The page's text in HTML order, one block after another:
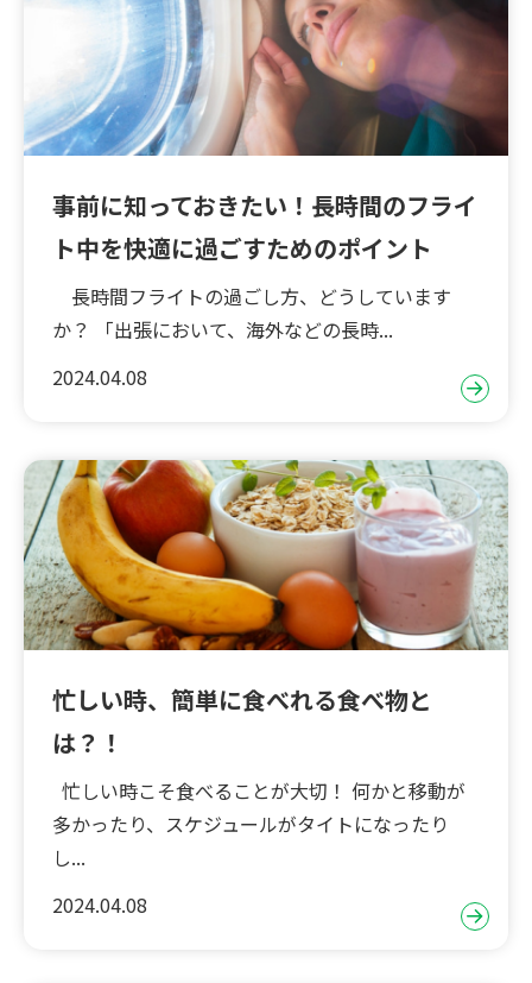
事前に知っておきたい！長時間のフライ
ト中を快適に過ごすためのポイント
長時間フライトの過ごし方、どうしています
か？ 「出張において、海外などの長時...
2024.04.08
忙しい時、簡単に食べれる食べ物と
は？！
忙しい時こそ食べることが大切！ 何かと移動が
多かったり、スケジュールがタイトになったり
し...
2024.04.08